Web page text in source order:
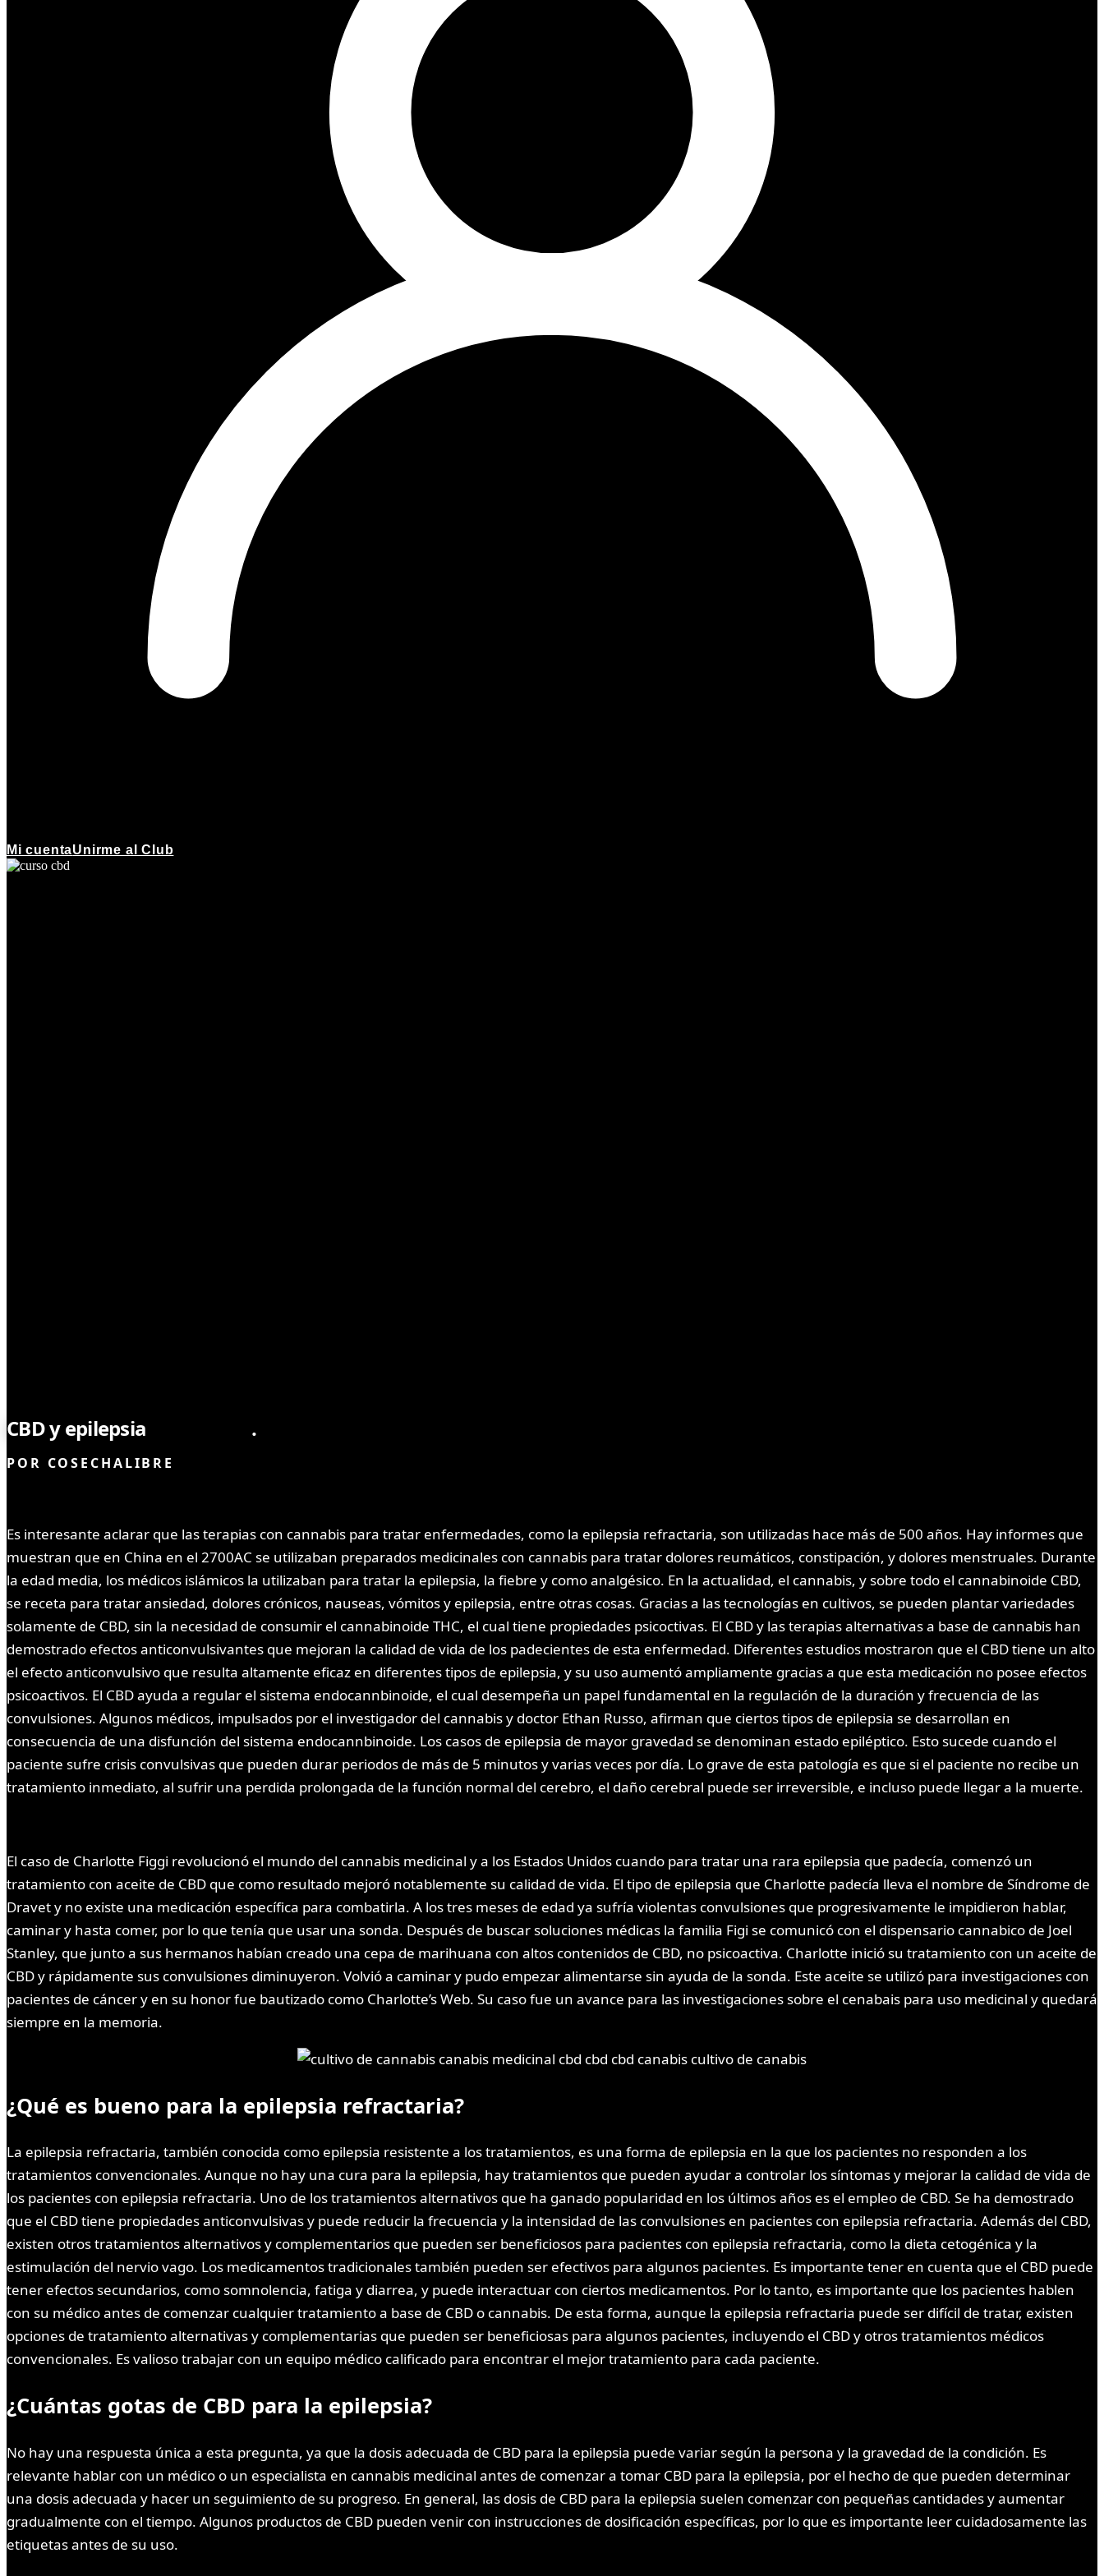
Mi cuentaUnirme al Club
CBD y epilepsia .
POR COSECHALIBRE
Es interesante aclarar que las terapias con cannabis para tratar enfermedades, como la epilepsia refractaria, son utilizadas hace más de 500 años. Hay informes que
muestran que en China en el 2700AC se utilizaban preparados medicinales con cannabis para tratar dolores reumáticos, constipación, y dolores menstruales. Durante
la edad media, los médicos islámicos la utilizaban para tratar la epilepsia, la fiebre y como analgésico. En la actualidad, el cannabis, y sobre todo el cannabinoide CBD,
se receta para tratar ansiedad, dolores crónicos, nauseas, vómitos y epilepsia, entre otras cosas. Gracias a las tecnologías en cultivos, se pueden plantar variedades
solamente de CBD, sin la necesidad de consumir el cannabinoide THC, el cual tiene propiedades psicoctivas. El CBD y las terapias alternativas a base de cannabis han
demostrado efectos anticonvulsivantes que mejoran la calidad de vida de los padecientes de esta enfermedad. Diferentes estudios mostraron que el CBD tiene un alto
el efecto anticonvulsivo que resulta altamente eficaz en diferentes tipos de epilepsia, y su uso aumentó ampliamente gracias a que esta medicación no posee efectos
psicoactivos. El CBD ayuda a regular el sistema endocannbinoide, el cual desempeña un papel fundamental en la regulación de la duración y frecuencia de las
convulsiones. Algunos médicos, impulsados por el investigador del cannabis y doctor Ethan Russo, afirman que ciertos tipos de epilepsia se desarrollan en
consecuencia de una disfunción del sistema endocannbinoide. Los casos de epilepsia de mayor gravedad se denominan estado epiléptico. Esto sucede cuando el
paciente sufre crisis convulsivas que pueden durar periodos de más de 5 minutos y varias veces por día. Lo grave de esta patología es que si el paciente no recibe un
tratamiento inmediato, al sufrir una perdida prolongada de la función normal del cerebro, el daño cerebral puede ser irreversible, e incluso puede llegar a la muerte.
El caso de Charlotte Figgi revolucionó el mundo del cannabis medicinal y a los Estados Unidos cuando para tratar una rara epilepsia que padecía, comenzó un
tratamiento con aceite de CBD que como resultado mejoró notablemente su calidad de vida. El tipo de epilepsia que Charlotte padecía lleva el nombre de Síndrome de
Dravet y no existe una medicación específica para combatirla. A los tres meses de edad ya sufría violentas convulsiones que progresivamente le impidieron hablar,
caminar y hasta comer, por lo que tenía que usar una sonda. Después de buscar soluciones médicas la familia Figi se comunicó con el dispensario cannabico de Joel
Stanley, que junto a sus hermanos habían creado una cepa de marihuana con altos contenidos de CBD, no psicoactiva. Charlotte inició su tratamiento con un aceite de
CBD y rápidamente sus convulsiones diminuyeron. Volvió a caminar y pudo empezar alimentarse sin ayuda de la sonda. Este aceite se utilizó para investigaciones con
pacientes de cáncer y en su honor fue bautizado como Charlotte’s Web. Su caso fue un avance para las investigaciones sobre el cenabais para uso medicinal y quedará
siempre en la memoria.
¿Qué es bueno para la epilepsia refractaria?
La epilepsia refractaria, también conocida como epilepsia resistente a los tratamientos, es una forma de epilepsia en la que los pacientes no responden a los
tratamientos convencionales. Aunque no hay una cura para la epilepsia, hay tratamientos que pueden ayudar a controlar los síntomas y mejorar la calidad de vida de
los pacientes con epilepsia refractaria. Uno de los tratamientos alternativos que ha ganado popularidad en los últimos años es el empleo de CBD. Se ha demostrado
que el CBD tiene propiedades anticonvulsivas y puede reducir la frecuencia y la intensidad de las convulsiones en pacientes con epilepsia refractaria. Además del CBD,
existen otros tratamientos alternativos y complementarios que pueden ser beneficiosos para pacientes con epilepsia refractaria, como la dieta cetogénica y la
estimulación del nervio vago. Los medicamentos tradicionales también pueden ser efectivos para algunos pacientes. Es importante tener en cuenta que el CBD puede
tener efectos secundarios, como somnolencia, fatiga y diarrea, y puede interactuar con ciertos medicamentos. Por lo tanto, es importante que los pacientes hablen
con su médico antes de comenzar cualquier tratamiento a base de CBD o cannabis. De esta forma, aunque la epilepsia refractaria puede ser difícil de tratar, existen
opciones de tratamiento alternativas y complementarias que pueden ser beneficiosas para algunos pacientes, incluyendo el CBD y otros tratamientos médicos
convencionales. Es valioso trabajar con un equipo médico calificado para encontrar el mejor tratamiento para cada paciente.
¿Cuántas gotas de CBD para la epilepsia?
No hay una respuesta única a esta pregunta, ya que la dosis adecuada de CBD para la epilepsia puede variar según la persona y la gravedad de la condición. Es
relevante hablar con un médico o un especialista en cannabis medicinal antes de comenzar a tomar CBD para la epilepsia, por el hecho de que pueden determinar
una dosis adecuada y hacer un seguimiento de su progreso. En general, las dosis de CBD para la epilepsia suelen comenzar con pequeñas cantidades y aumentar
gradualmente con el tiempo. Algunos productos de CBD pueden venir con instrucciones de dosificación específicas, por lo que es importante leer cuidadosamente las
etiquetas antes de su uso.